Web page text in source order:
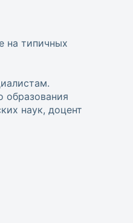
на типичных
образования
наук, доцент